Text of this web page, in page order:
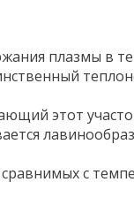
плазмы в
этот
с